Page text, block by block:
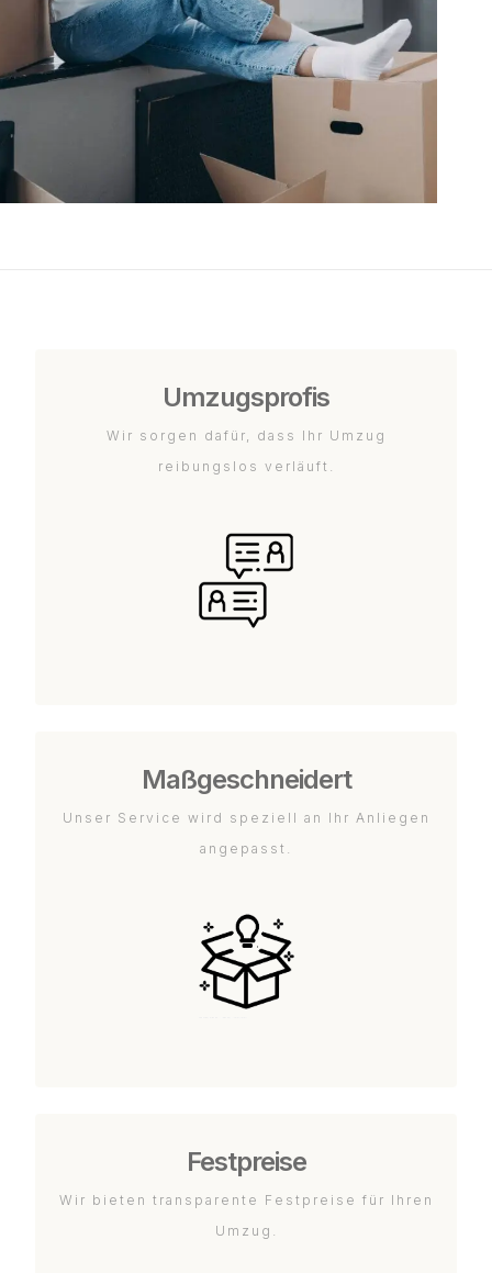
Umzugsprofis
Wir sorgen dafür, dass Ihr Umzug
reibungslos verläuft.
Maßgeschneidert
Unser Service wird speziell an Ihr Anliegen
angepasst.
Festpreise
Wir bieten transparente Festpreise für Ihren
Umzug.